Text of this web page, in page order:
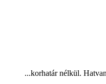
...korhatár nélkül.